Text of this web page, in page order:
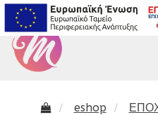
eshop